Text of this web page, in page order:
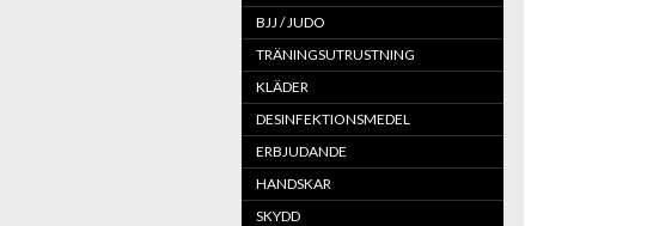
BJJ / JUDO
TRÄNINGSUTRUSTNING
KLÄDER
DESINFEKTIONSMEDEL
ERBJUDANDE
HANDSKAR
SKYDD